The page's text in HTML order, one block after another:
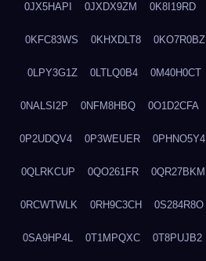
0JX5HAPI 0JXDX9ZM 0K8I19RD
0KFC83WS 0KHXDLT8 0KO7R0BZ
0LPY3G1Z 0LTLQ0B4 0M40H0CT
0NALSI2P 0NFM8HBQ 0O1D2CFA
0P2UDQV4 0P3WEUER 0PHNO5Y4
0QLRKCUP 0QO261FR 0QR27BKM
0RCWTWLK 0RH9C3CH 0S284R8O
0SA9HP4L 0T1MPQXC 0T8PUJB2